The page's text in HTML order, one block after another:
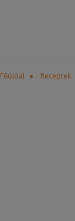
Főoldal Receptek